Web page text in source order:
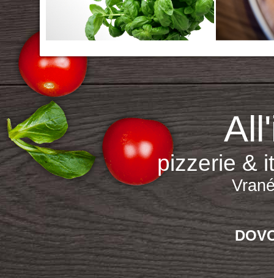
pizzerie &